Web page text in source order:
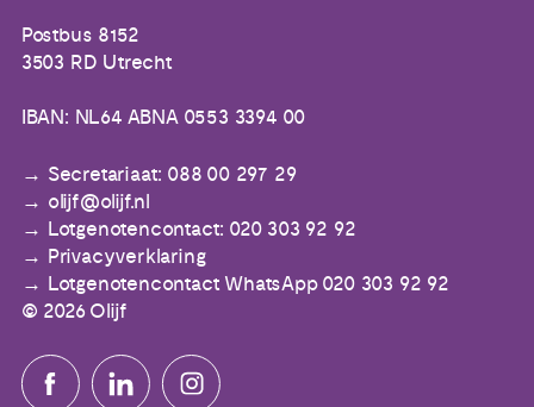
Postbus 8152
3503 RD Utrecht
IBAN: NL64 ABNA 0553 3394 00
Secretariaat: 088 00 297 29
olijf@olijf.nl
Lotgenotencontact: 020 303 92 92
Privacyverklaring
Lotgenotencontact WhatsApp 020 303 92 92
© 2026 Olijf